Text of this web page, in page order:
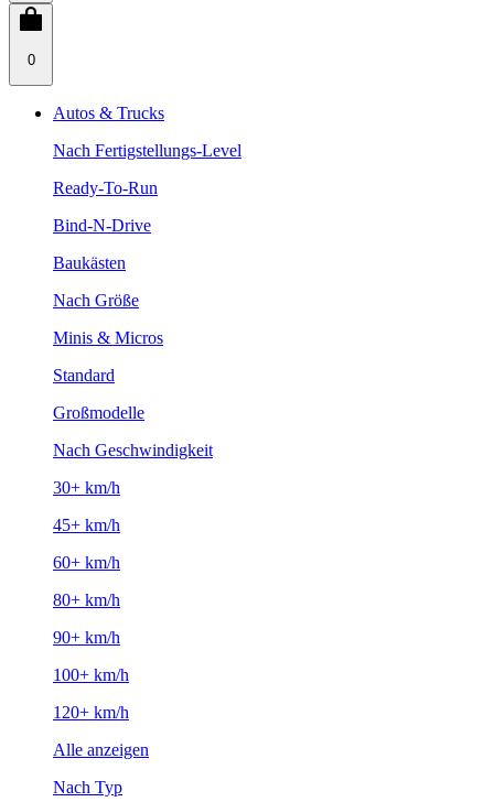
0
Autos & Trucks
Nach Fertigstellungs-Level
Ready-To-Run
Bind-N-Drive
Baukästen
Nach Größe
Minis & Micros
Standard
Großmodelle
Nach Geschwindigkeit
30+ km/h
45+ km/h
60+ km/h
80+ km/h
90+ km/h
100+ km/h
120+ km/h
Alle anzeigen
Nach Typ